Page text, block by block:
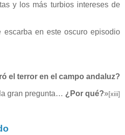
y los más turbios intereses de
escarba en este oscuro episodio
el terror en el campo andaluz?
gran pregunta… ¿Por qué?»[xiii]